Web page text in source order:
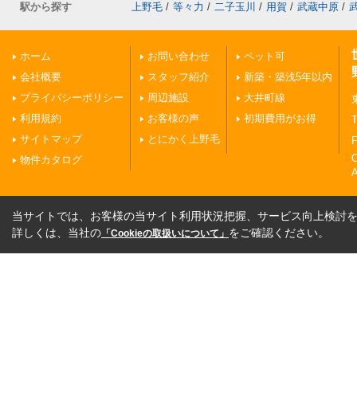
駅から探す
上野毛 / 等々力 / 二子玉川 / 用賀 / 武蔵中原 /
ホーム
会社概要
プライバシーポリシー
利用規約
サイトマップ
物件カタログ
お問い合わせ
スタッフ紹介
周辺施設
お客様の声
とにかく上野毛
ペット可
新築・築浅5年以内
大井町線
初期費用がお得
当サイトでは、お客様の当サイト利用状況把握、サービス向上検討
詳しくは、当社の 「Cookieの取扱いについて」 をご確認ください。